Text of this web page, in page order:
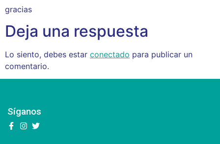
gracias
Deja una respuesta
Lo siento, debes estar conectado para publicar un
comentario.
Síganos